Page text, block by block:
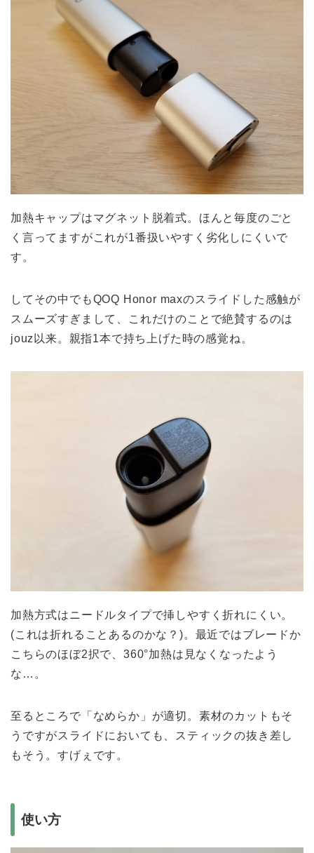
加熱キャップはマグネット脱着式。ほんと毎度のごと
く言ってますがこれが1番扱いやすく劣化しにくいで
す。
してその中でもQOQ Honor maxのスライドした感触が
スムーズすぎまして、これだけのことで絶賛するのは
jouz以来。親指1本で持ち上げた時の感覚ね。
加熱方式はニードルタイプで挿しやすく折れにくい。
(これは折れることあるのかな？)。最近ではブレードか
こちらのほぼ2択で、360°加熱は見なくなったよう
な…。
至るところで「なめらか」が適切。素材のカットもそ
うですがスライドにおいても、スティックの抜き差し
もそう。すげぇです。
使い方